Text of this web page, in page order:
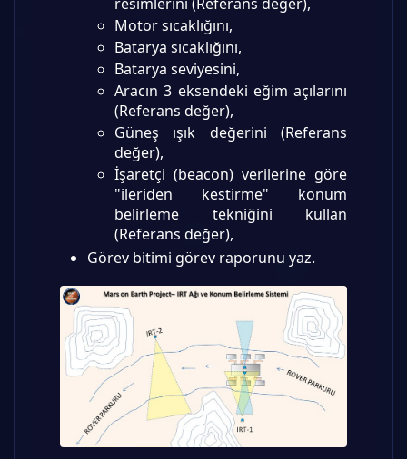
Motor sıcaklığını,
Batarya sıcaklığını,
Batarya seviyesini,
Aracın 3 eksendeki eğim açılarını
(Referans değer),
Güneş ışık değerini (Referans
değer),
İşaretçi (beacon) verilerine göre
"ileriden kestirme" konum
belirleme tekniğini kullan
(Referans değer),
Görev bitimi görev raporunu yaz.